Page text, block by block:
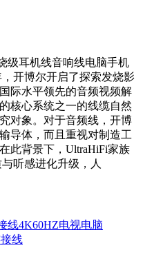
级耳机线音响线电脑手机
开博尔开启了探索发烧影
际水平领先的音频视频解
核心系统之一的线缆自然
对象。对于音频线，开博
导体，而且重视对制造工
此背景下，UltraHiFi家族
听感进化升级，人